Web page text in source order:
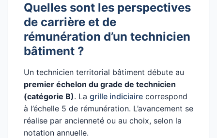
Quelles sont les perspectives
de carrière et de
rémunération d’un technicien
bâtiment ?
Un technicien territorial bâtiment débute au
premier échelon du grade de technicien
(catégorie B). La grille indiciaire correspond
à l’échelle 5 de rémunération. L’avancement se
réalise par ancienneté ou au choix, selon la
notation annuelle.